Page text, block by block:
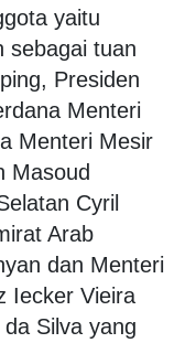
yaitu
sebagai tuan
Presiden
Menteri
Menteri Mesir
Masoud
Cyril
Arab
dan Menteri
Iecker Vieira
Silva yang